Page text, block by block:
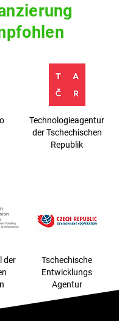
der
Technologieagentur
der Tschechischen
Republik
Tschechische
Entwicklungs
Agentur